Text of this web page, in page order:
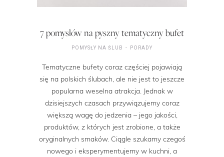
7 pomysłów na pyszny tematyczny bufet
POMYSŁY NA ŚLUB PORADY
Tematyczne bufety coraz częściej pojawiają
się na polskich ślubach, ale nie jest to jeszcze
popularna weselna atrakcja. Jednak w
dzisiejszych czasach przywiązujemy coraz
większą wagę do jedzenia – jego jakości,
produktów, z których jest zrobione, a także
oryginalnych smaków. Ciągle szukamy czegoś
nowego i eksperymentujemy w kuchni, a